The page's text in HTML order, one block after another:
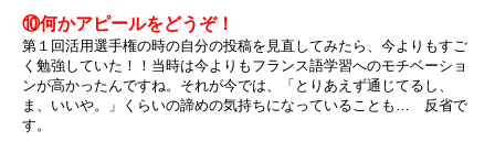
⑩何かアピールをどうぞ！
第１回活用選手権の時の自分の投稿を見直してみたら、今よりもすご
く勉強していた！！当時は今よりもフランス語学習へのモチベーショ
ンが高かったんですね。それが今では、「とりあえず通じてるし、
ま、いいや。」くらいの諦めの気持ちになっていることも… 反省で
す。